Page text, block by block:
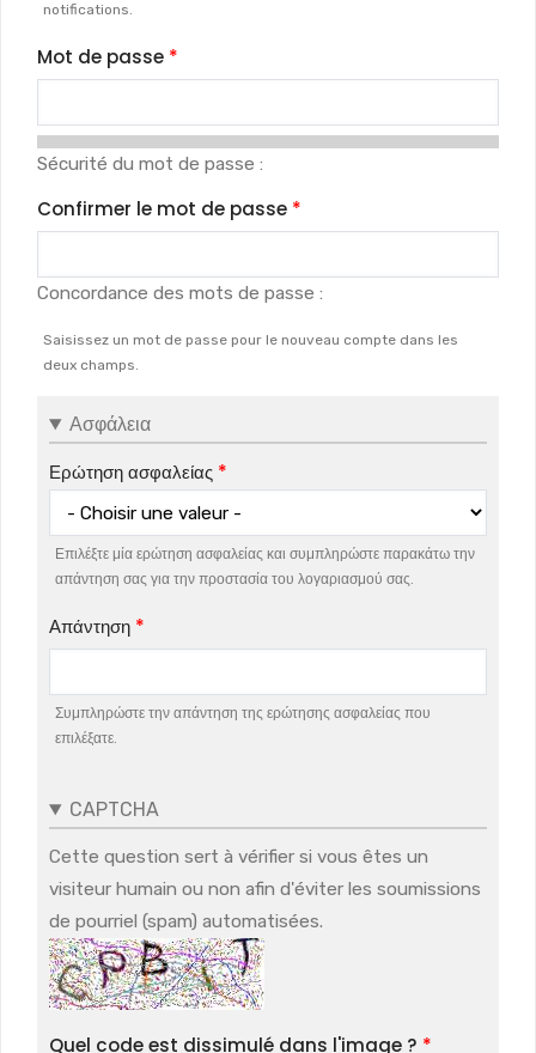
notifications.
Mot de passe
Sécurité du mot de passe :
Confirmer le mot de passe
Concordance des mots de passe :
Saisissez un mot de passe pour le nouveau compte dans les
deux champs.
Ασφάλεια
Ερώτηση ασφαλείας
Επιλέξτε μία ερώτηση ασφαλείας και συμπληρώστε παρακάτω την
απάντηση σας για την προστασία του λογαριασμού σας.
Απάντηση
Συμπληρώστε την απάντηση της ερώτησης ασφαλείας που
επιλέξατε.
CAPTCHA
Cette question sert à vérifier si vous êtes un
visiteur humain ou non afin d'éviter les soumissions
de pourriel (spam) automatisées.
Quel code est dissimulé dans l'image ?